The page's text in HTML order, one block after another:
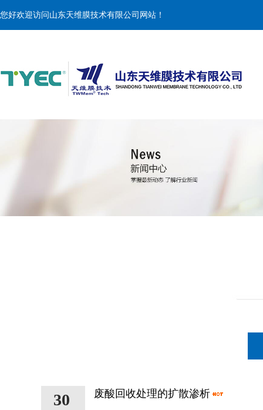
您好欢迎访问山东天维膜技术有限公司网站！
30 废酸回收处理的扩散渗析